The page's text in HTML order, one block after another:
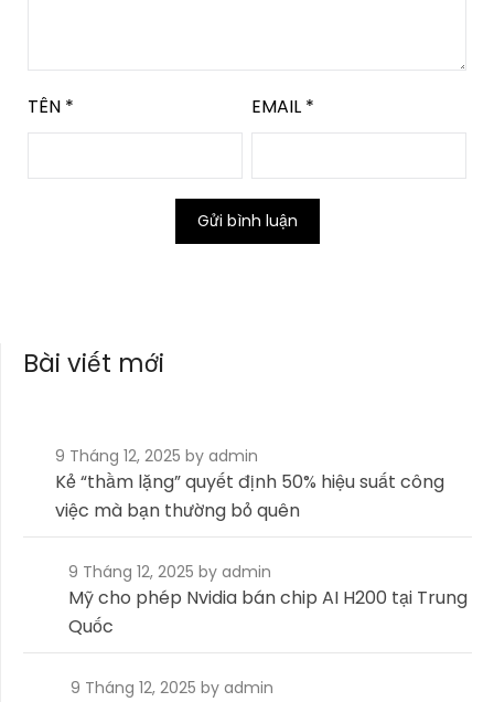
TÊN * EMAIL *
Bài viết mới
9 Tháng 12, 2025by admin
Kẻ “thầm lặng” quyết định 50% hiệu suất công
việc mà bạn thường bỏ quên
9 Tháng 12, 2025 by admin
Mỹ cho phép Nvidia bán chip AI H200 tại Trung
Quốc
9 Tháng 12, 2025 by admin